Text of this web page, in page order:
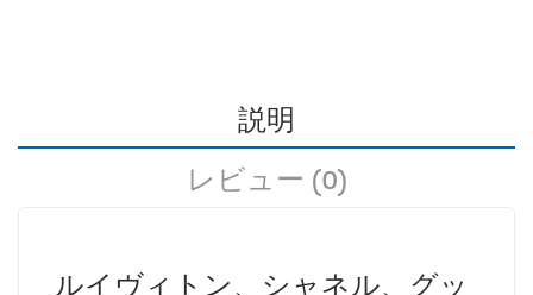
説明
レビュー (0)
ルイヴィトン、シャネル、グッ